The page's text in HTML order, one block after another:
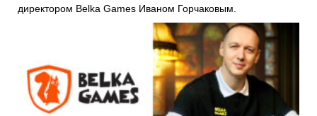
директором Belka Games Иваном Горчаковым.